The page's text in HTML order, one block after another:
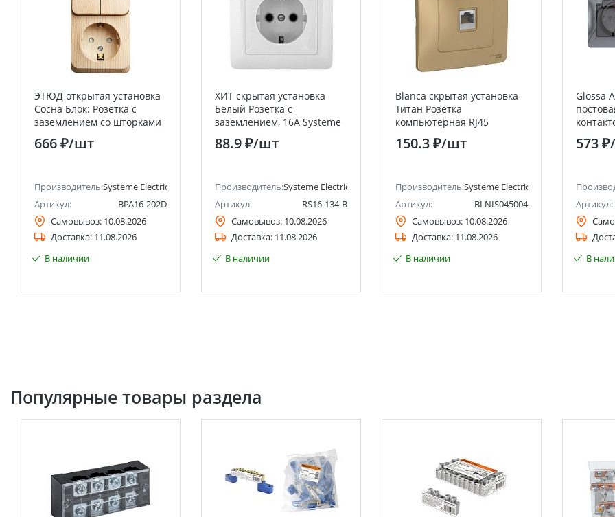
Schneider Electric)
ЭТЮД открытая установка
Сосна Блок: Розетка с
заземлением со шторками
+ Выключатель 2
клавишный Systeme
666 ₽/шт
Производитель:Systeme Electric (ранее Schneider Electric)
Артикул:
BPA16-202D
Самовывоз: 10.08.2026
Доставка: 11.08.2026
В наличии
ХИТ скрытая установка
Белый Розетка с
заземлением, 16А Systeme
Electric (Schneider Electric)
88.9 ₽/шт
Производитель:Systeme Electric (ранее Schneider Electric)
Артикул:
RS16-134-B
Самовывоз: 10.08.2026
Доставка: 11.08.2026
В наличии
Blanca скрытая установка
Титан Розетка
компьютерная RJ45
Systeme Electric (Schneider
Electric)
150.3 ₽/шт
Производитель:Systeme Electric (ранее Schneider
Артикул:
BLNIS045004
Самовывоз: 10.08.2026
Доставка: 11.08.2026
В наличии
Glossa
сборе
573 ₽
Артикул:
В
Популярные товары раздела